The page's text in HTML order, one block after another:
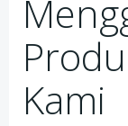
Kami